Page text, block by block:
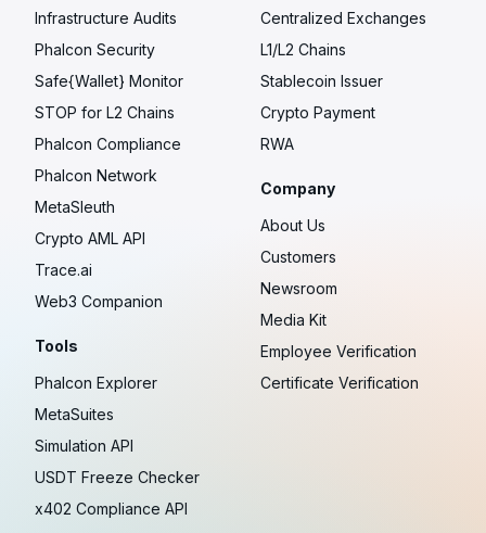
Infrastructure Audits
Phalcon Security
Safe{Wallet} Monitor
STOP for L2 Chains
Phalcon Compliance
Phalcon Network
MetaSleuth
Crypto AML API
Trace.ai
Web3 Companion
Tools
Phalcon Explorer
MetaSuites
Simulation API
USDT Freeze Checker
x402 Compliance API
Centralized Exchanges
L1/L2 Chains
Stablecoin Issuer
Crypto Payment
RWA
Company
About Us
Customers
Newsroom
Media Kit
Employee Verification
Certificate Verification